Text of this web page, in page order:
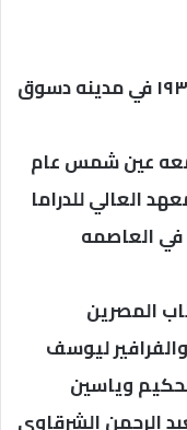
ولد كرم مطاوع فى ٧ ديسمبر عام ١٩٣٣ في مدينه دسوق
عين شمس عام
العالي للدراما
العاصمه
المصرين
ليوسف
وياسين
الرحمن الشرقاوي